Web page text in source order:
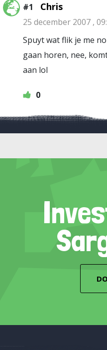
#1 Chris
25 december 2007 ,
Spuyt wat flik je me
gaan horen, nee,
aan lol
0